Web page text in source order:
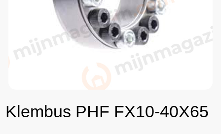
Klembus PHF FX10-40X65